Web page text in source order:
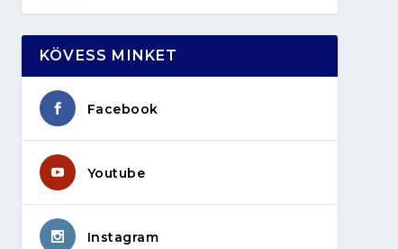
KÖVESS MINKET
Facebook
Youtube
Instagram